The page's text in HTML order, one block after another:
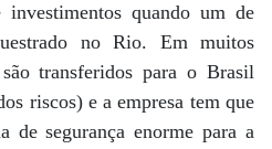
quando um de
no Rio. Em muitos
transferidos para o Brasil
riscos) e a empresa tem que
de segurança enorme para a